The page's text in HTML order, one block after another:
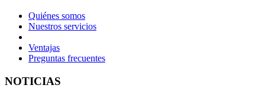
Quiénes somos
Nuestros servicios
Ventajas
Preguntas frecuentes
NOTICIAS